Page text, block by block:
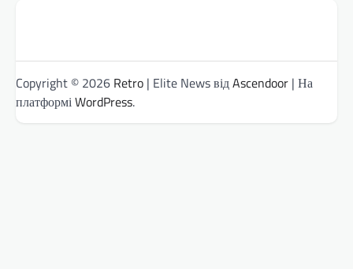
Copyright © 2026 Retro | Elite News відAscendoor | На
платформіWordPress.